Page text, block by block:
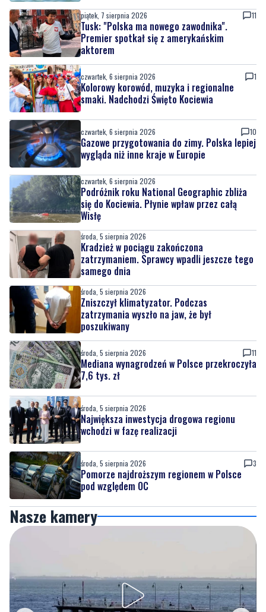
piątek, 7 sierpnia 2026 11
Tusk: "Polska ma nowego zawodnika".
Premier spotkał się z amerykańskim
aktorem
czwartek, 6 sierpnia 2026 1
Kolorowy korowód, muzyka i regionalne
smaki. Nadchodzi Święto Kociewia
czwartek, 6 sierpnia 2026 10
Gazowe przygotowania do zimy. Polska lepiej
wygląda niż inne kraje w Europie
czwartek, 6 sierpnia 2026
Podróżnik roku National Geographic zbliża
się do Kociewia. Płynie wpław przez całą
Wisłę
środa, 5 sierpnia 2026
Kradzież w pociągu zakończona
zatrzymaniem. Sprawcy wpadli jeszcze tego
samego dnia
środa, 5 sierpnia 2026
Zniszczył klimatyzator. Podczas
zatrzymania wyszło na jaw, że był
poszukiwany
środa, 5 sierpnia 2026 11
Mediana wynagrodzeń w Polsce przekroczyła
7,6 tys. zł
środa, 5 sierpnia 2026
Największa inwestycja drogowa regionu
wchodzi w fazę realizacji
środa, 5 sierpnia 2026 3
Pomorze najdroższym regionem w Polsce
pod względem OC
Nasze kamery